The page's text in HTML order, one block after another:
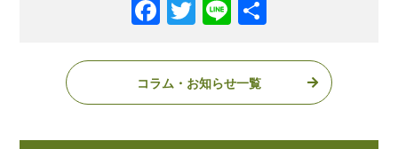
コラム・お知らせ一覧